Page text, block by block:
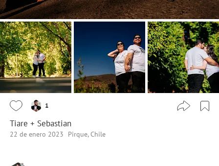
1
Tiare + Sebastian
22 de enero 2023 Pirque, Chile